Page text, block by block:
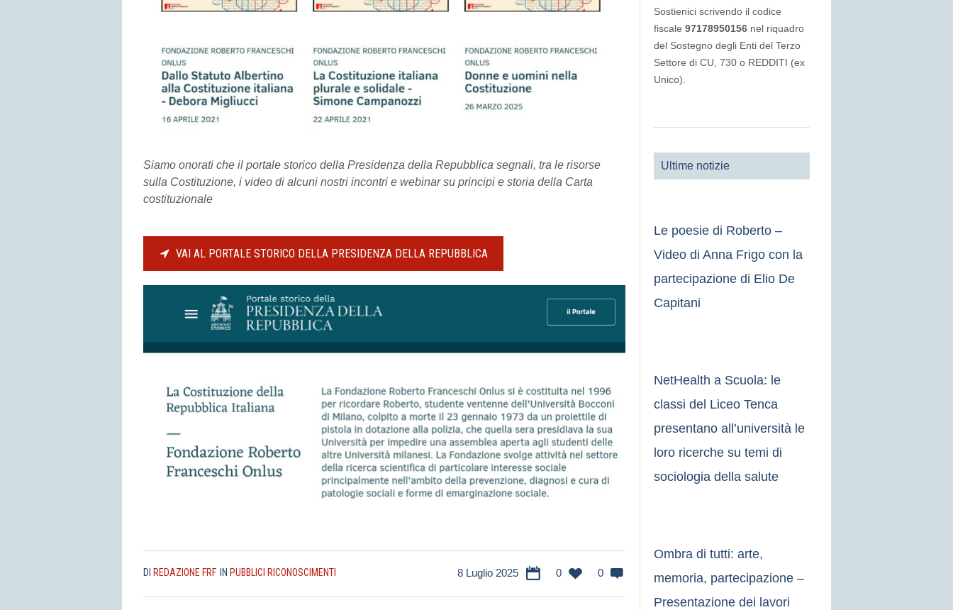
Siamo onorati che il portale storico della Presidenza della Repubblica segnali, tra le risorse
sulla Costituzione, i video di alcuni nostri incontri e webinar su principi e storia della Carta
costituzionale
VAI AL PORTALE STORICO DELLA PRESIDENZA DELLA REPUBBLICA
8 Luglio 2025 0 0
DI REDAZIONE FRF IN PUBBLICI RICONOSCIMENTI
Sostienici scrivendo il codice
fiscale97178950156 nel riquadro
del Sostegno degli Enti del Terzo
Settore di CU, 730 o REDDITI (ex
Unico).
Ultime notizie
Le poesie di Roberto –
Video di Anna Frigo con la
partecipazione di Elio De
Capitani
NetHealth a Scuola: le
classi del Liceo Tenca
presentano all’università le
loro ricerche su temi di
sociologia della salute
Ombra di tutti: arte,
memoria, partecipazione –
Presentazione dei lavori